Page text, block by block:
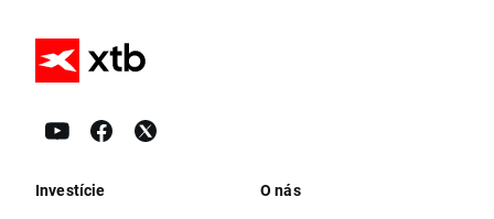
Investície O nás